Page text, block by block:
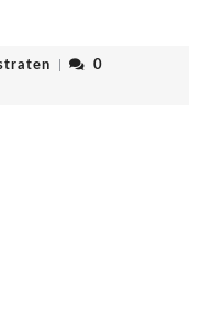
cdenvhoogstraten
0